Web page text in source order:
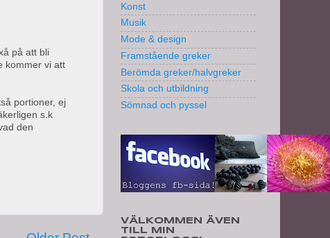
på att bli
kommer vi att
portioner, ej
s.k
den
Konst
Musik
Mode & design
Framstående greker
Berömda greker/halvgreker
Skola och utbildning
Sömnad och pyssel
VÄLKOMMEN ÄVEN
TILL MIN